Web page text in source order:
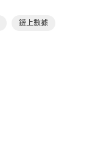
鏈上數據